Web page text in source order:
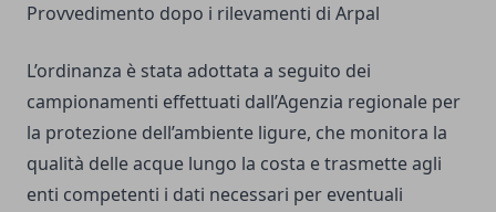
Provvedimento dopo i rilevamenti di Arpal
L’ordinanza è stata adottata a seguito dei
campionamenti effettuati dall’Agenzia regionale per
la protezione dell’ambiente ligure, che monitora la
qualità delle acque lungo la costa e trasmette agli
enti competenti i dati necessari per eventuali